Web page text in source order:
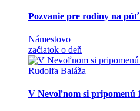
Pozvanie pre rodiny na
Námestovo
začiatok o deň
V Nevoľnom si pripomenú